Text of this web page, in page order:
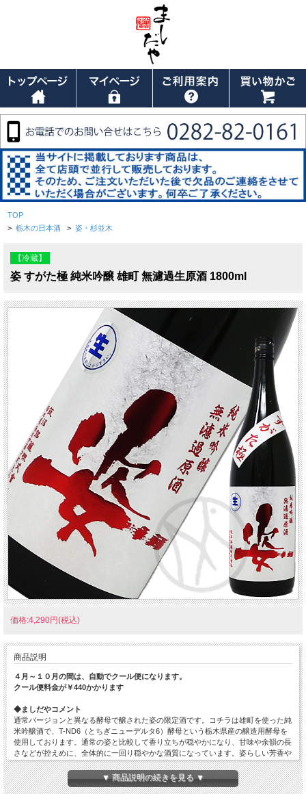
TOP
> 栃木の日本酒 > 姿・杉並木
【冷蔵】
姿 すがた極 純米吟醸 雄町 無濾過生原酒 1800ml
価格:4,290円(税込)
商品説明
４月～１０月の間は、自動でクール便になります。
クール便料金が￥440かかります
◆ましだやコメント
通常バージョンと異なる酵母で醸された姿の限定酒です。コチラは雄町を使った純
米吟醸酒で、T-ND6（とちぎニューデルタ6）酵母という栃木県産の醸造用酵母を
使用しております。通常の姿と比較して香り立ちが穏やかになり、甘味や余韻の長
さなどが控えめに、全体的に一回り穏やかな酒質になっています。姿らしい芳香や
ジューシーな味わいはそのままなので、飲み応えのインパクトを求めないシーン、
例えば日々の晩酌や、上品な料理にお酒を合わせたいときは、コチラの方が食中酒
としてオススメでございます。
▼ 商品説明の続きを見る ▼